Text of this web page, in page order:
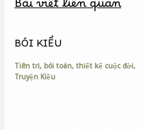
o
k
n
e
i
Bài viết liên quan
BÓI KIỀU
Tiên tri, bói toán, thiết kế cuộc đời,
Truyện Kiều